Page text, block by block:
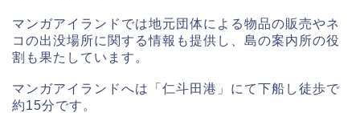
マンガアイランドでは地元団体による物品の販売やネ
コの出没場所に関する情報も提供し、島の案内所の役
割も果たしています。
マンガアイランドへは「仁斗田港」にて下船し徒歩で
約15分です。